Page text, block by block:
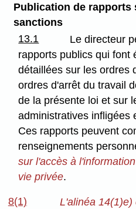
Publication de rapports
sanctions
13.1
Le directeur
rapports publics qui font
détaillées sur les ordres
ordres d'arrêt du travail
de la présente loi et sur
administratives infligées
Ces rapports peuvent
renseignements
sur l'accès à
vie privée.
8(1) L'alinéa